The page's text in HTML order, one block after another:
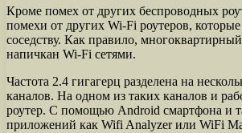
Кроме помех от других беспроводных
помехи от других Wi-Fi роутеров,
соседству. Как правило,
напичкан Wi-Fi сетями.
Частота 2.4 гигагерц разделена на
каналов. На одном из таких каналов и
роутер. С помощью Android смартфона и
приложений как Wifi Analyzer или WiFi